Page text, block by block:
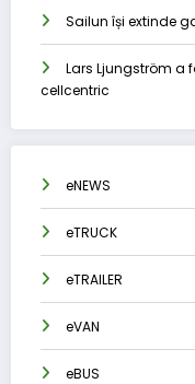
Sailun își extinde
Lars Ljungström a
cellcentric
eNEWS
eTRUCK
eTRAILER
eVAN
eBUS